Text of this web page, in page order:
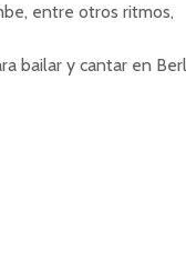
entre otros ritmos,
bailar y cantar en